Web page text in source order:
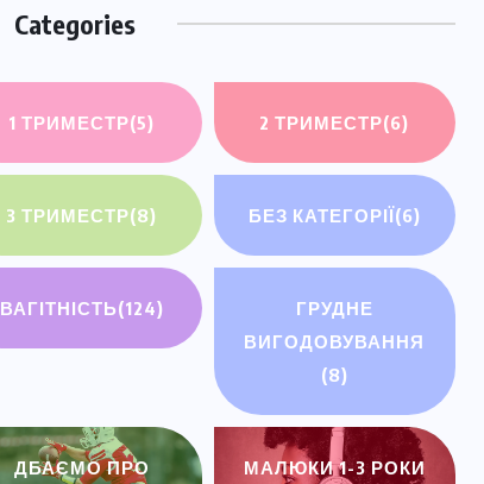
Categories
1 ТРИМЕСТР(5) 2 ТРИМЕСТР(6)
3 ТРИМЕСТР(8) БЕЗ КАТЕГОРІЇ(6)
ВАГІТНІСТЬ(124)
ГРУДНЕ
ВИГОДОВУВАННЯ
(8)
ДБАЄМО ПРО
МАЛЮКИ 1-3 РОКИ